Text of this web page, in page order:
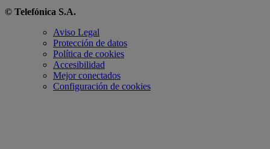
© Telefónica S.A.
Aviso Legal
Protección de datos
Política de cookies
Accesibilidad
Mejor conectados
Configuración de cookies